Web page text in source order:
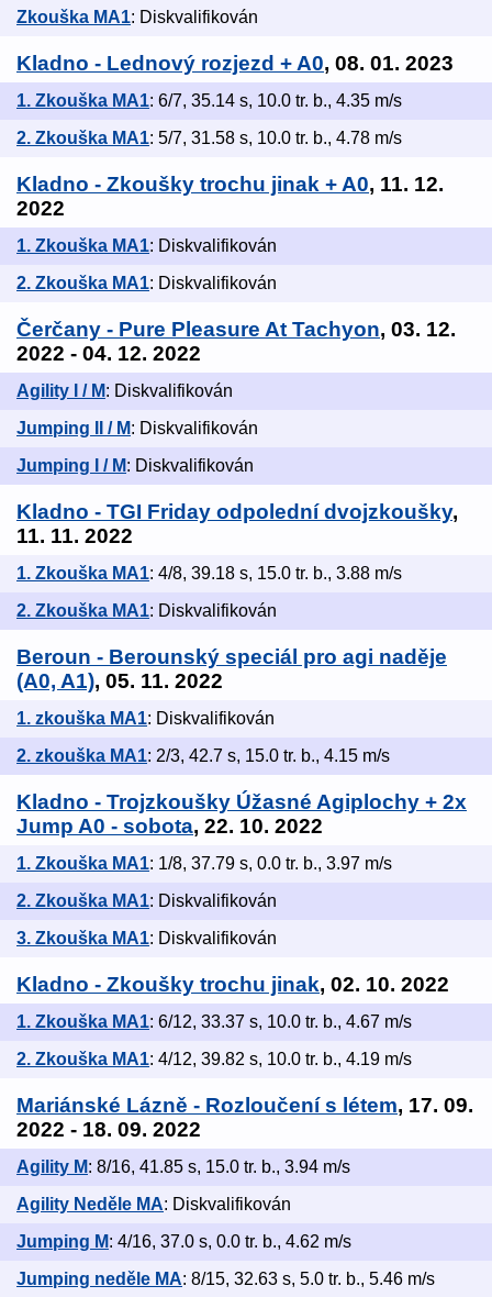
Zkouška MA1: Diskvalifikován
Kladno - Lednový rozjezd + A0, 08. 01. 2023
1. Zkouška MA1: 6/7, 35.14 s, 10.0 tr. b., 4.35 m/s
2. Zkouška MA1: 5/7, 31.58 s, 10.0 tr. b., 4.78 m/s
Kladno - Zkoušky trochu jinak + A0, 11. 12.
2022
1. Zkouška MA1: Diskvalifikován
2. Zkouška MA1: Diskvalifikován
Čerčany - Pure Pleasure At Tachyon, 03. 12.
2022 - 04. 12. 2022
Agility I / M: Diskvalifikován
Jumping II / M: Diskvalifikován
Jumping I / M: Diskvalifikován
Kladno - TGI Friday odpolední dvojzkoušky,
11. 11. 2022
1. Zkouška MA1: 4/8, 39.18 s, 15.0 tr. b., 3.88 m/s
2. Zkouška MA1: Diskvalifikován
Beroun - Berounský speciál pro agi naděje
(A0, A1), 05. 11. 2022
1. zkouška MA1: Diskvalifikován
2. zkouška MA1: 2/3, 42.7 s, 15.0 tr. b., 4.15 m/s
Kladno - Trojzkoušky Úžasné Agiplochy + 2x
Jump A0 - sobota, 22. 10. 2022
1. Zkouška MA1: 1/8, 37.79 s, 0.0 tr. b., 3.97 m/s
2. Zkouška MA1: Diskvalifikován
3. Zkouška MA1: Diskvalifikován
Kladno - Zkoušky trochu jinak, 02. 10. 2022
1. Zkouška MA1: 6/12, 33.37 s, 10.0 tr. b., 4.67 m/s
2. Zkouška MA1: 4/12, 39.82 s, 10.0 tr. b., 4.19 m/s
Mariánské Lázně - Rozloučení s létem, 17. 09.
2022 - 18. 09. 2022
Agility M: 8/16, 41.85 s, 15.0 tr. b., 3.94 m/s
Agility Neděle MA: Diskvalifikován
Jumping M: 4/16, 37.0 s, 0.0 tr. b., 4.62 m/s
Jumping neděle MA: 8/15, 32.63 s, 5.0 tr. b., 5.46 m/s